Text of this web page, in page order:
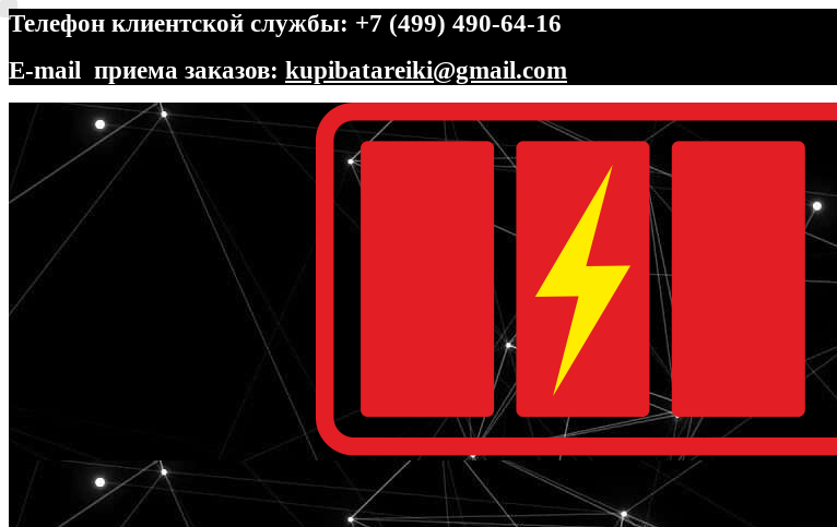
Телефон клиентской службы: +7 (499) 490-64-16
E-mail приема заказов: kupibatareiki@gmail.com
Перейти
навигации
Перейти
содержимому